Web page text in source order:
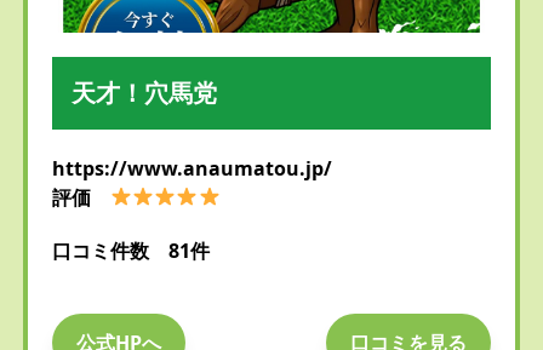
天才！穴馬党
https://www.anaumatou.jp/
評価
口コミ件数 81件
公式HPへ 口コミを見る